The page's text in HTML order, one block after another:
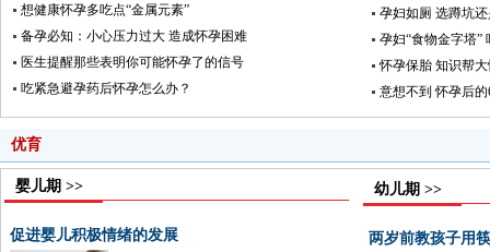
想健康怀孕多吃点“金属元素”
备孕必知：小心压力过大 造成怀孕困难
医生提醒那些表明你可能怀孕了的信号
吃紧急避孕药后怀孕怎么办？
孕妇如厕 选蹲坑
孕妇“食物金字塔”
怀孕保胎 知识帮
意想不到 怀孕后
优育
婴儿期 >>
促进婴儿积极情绪的发展
幼儿期 >>
两岁前教孩子用